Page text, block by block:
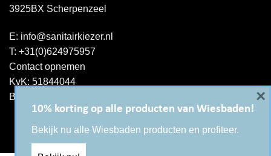
3925BX Scherpenzeel
E: info@sanitairkiezer.nl
T: +31(0)624975957
Contact opnemen
KvK: 51844044
BTW-ID : NL001344060B15
10% korting op alle producten van Wiesbaden!
Bekijk nu alle Wiesbaden producten en profiteer.
×